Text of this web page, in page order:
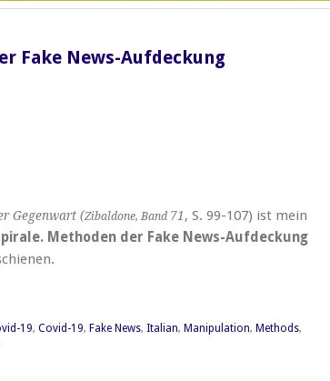
Fake News-Aufdeckung
Gegenwart (Zibaldone, Band 71, S. 99-107) ist mein
Methoden der Fake News-Aufdeckung
19, Covid-19, Fake News, Italian, Manipulation, Methods,